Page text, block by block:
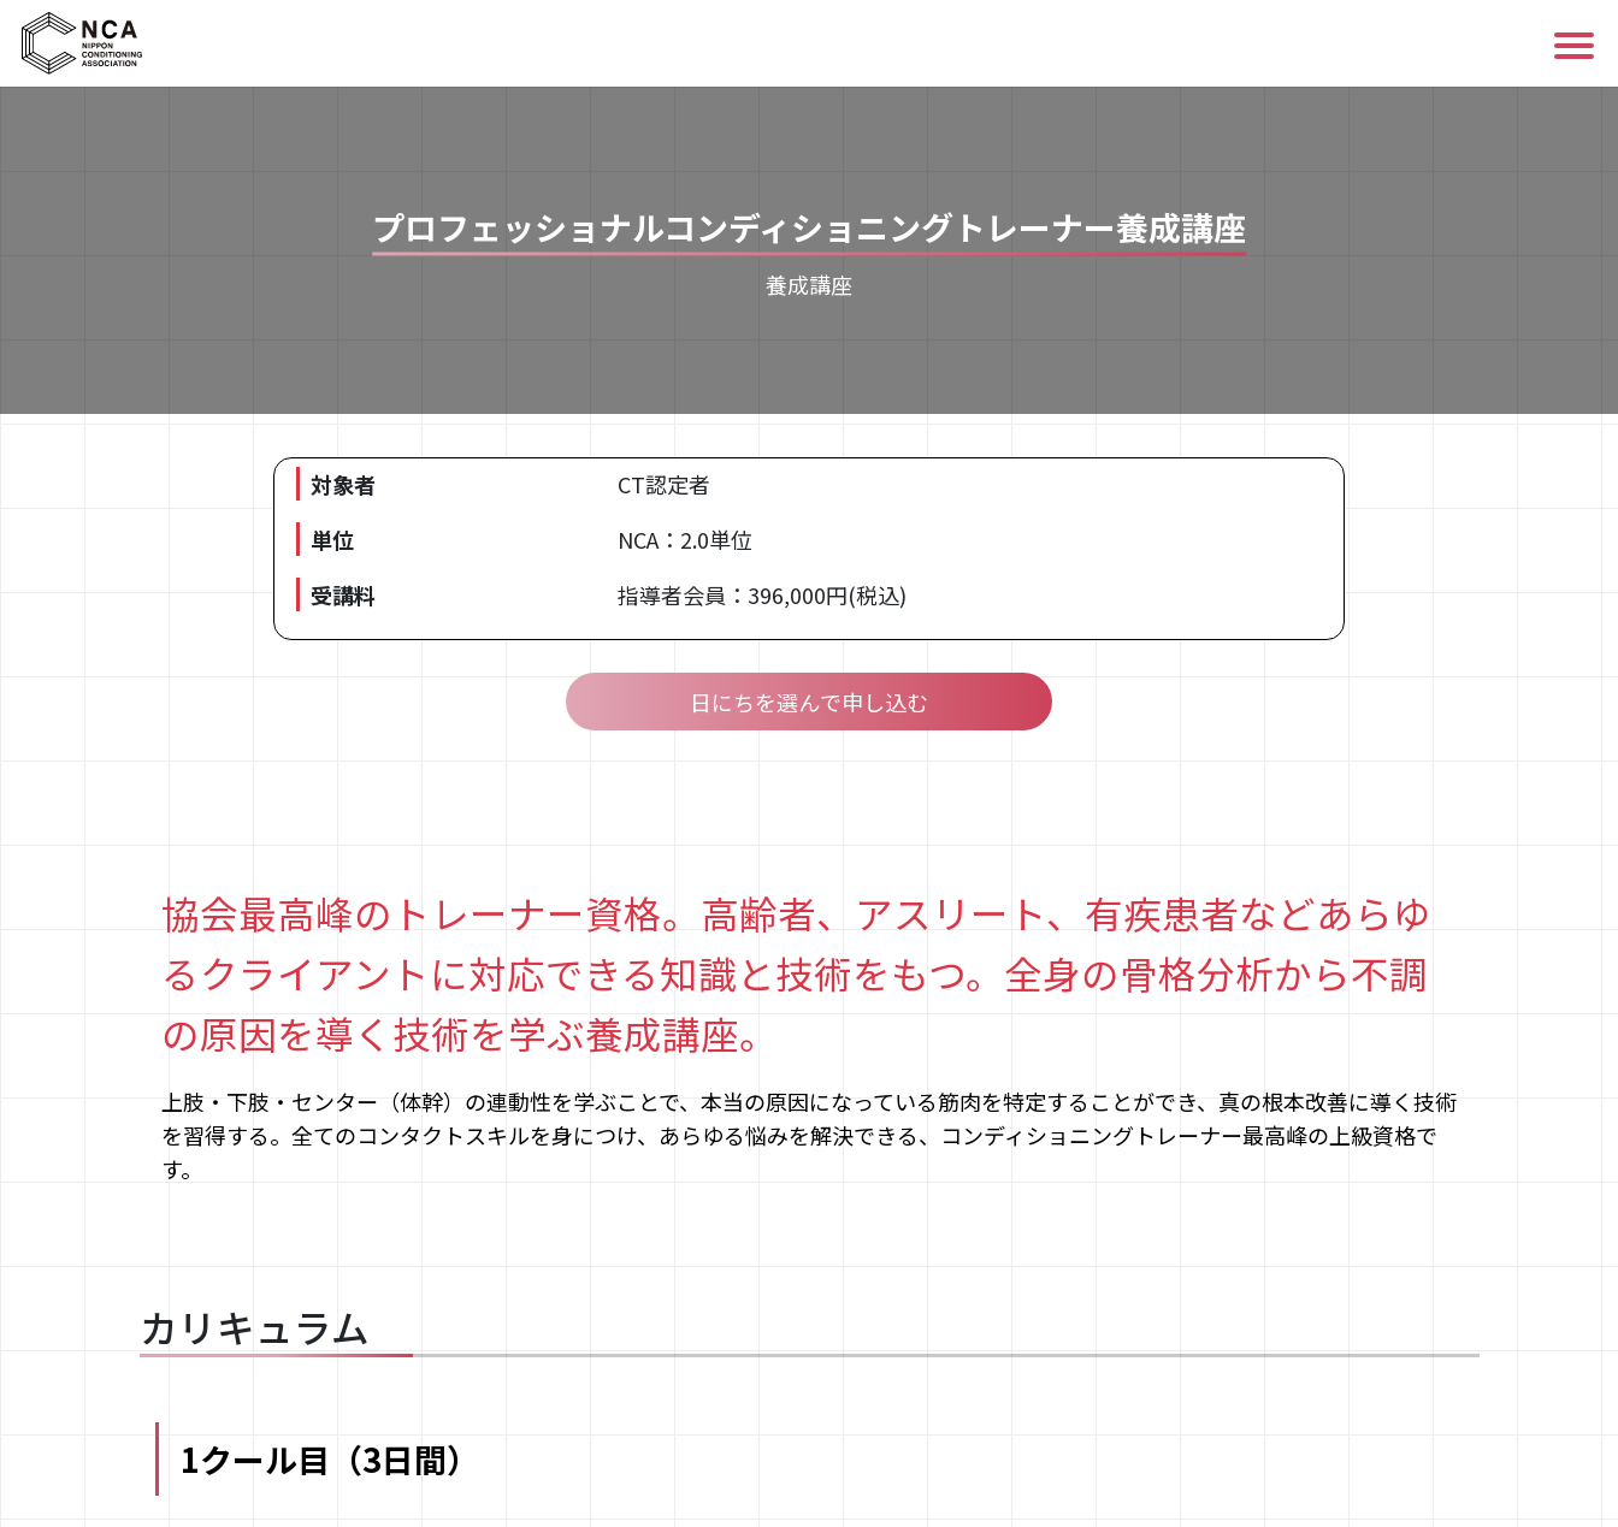
プロフェッショナルコンディショニングトレーナー養成講座
養成講座
対象者
CT認定者
単位
NCA：2.0単位
受講料
指導者会員：396,000円(税込)
日にちを選んで申し込む
協会最高峰のトレーナー資格。高齢者、アスリート、有疾患者などあらゆ
るクライアントに対応できる知識と技術をもつ。全身の骨格分析から不調
の原因を導く技術を学ぶ養成講座。
上肢・下肢・センター（体幹）の連動性を学ぶことで、本当の原因になっている筋肉を特定することができ、真の根本改善に導く技術
を習得する。全てのコンタクトスキルを身につけ、あらゆる悩みを解決できる、コンディショニングトレーナー最高峰の上級資格で
す。
カリキュラム
1クール目（3日間）